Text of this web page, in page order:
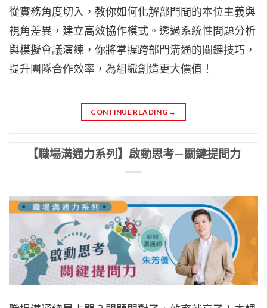
從實務角度切入，教你如何化解部門間的本位主義與
視角差異，建立高效協作模式。透過系統性問題分析
與模擬會議演練，你將掌握跨部門溝通的關鍵技巧，
提升團隊合作效率，為組織創造更大價值！
CONTINUE READING →
【職場溝通力系列】啟動思考—關鍵提問力